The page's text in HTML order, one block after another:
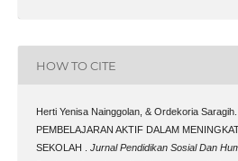
HOW TO CITE
Herti Yenisa Nainggolan, & Ordekoria
PEMBELAJARAN AKTIF DALAM
SEKOLAH . Jurnal Pendidikan Sosial Dan